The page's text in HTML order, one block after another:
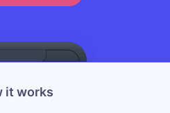
it works